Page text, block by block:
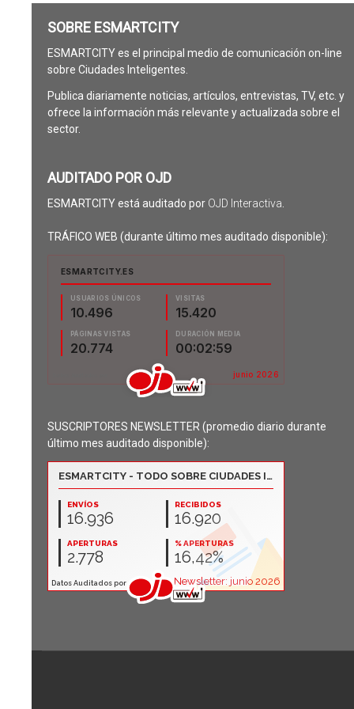
SOBRE ESMARTCITY
ESMARTCITY es el principal medio de comunicación on-line
sobre Ciudades Inteligentes.
Publica diariamente noticias, artículos, entrevistas, TV, etc. y
ofrece la información más relevante y actualizada sobre el
sector.
AUDITADO POR OJD
ESMARTCITY está auditado por OJD Interactiva
TRÁFICO WEB (durante último mes auditado disponible):
SUSCRIPTORES NEWSLETTER (promedio diario durante
último mes auditado disponible):